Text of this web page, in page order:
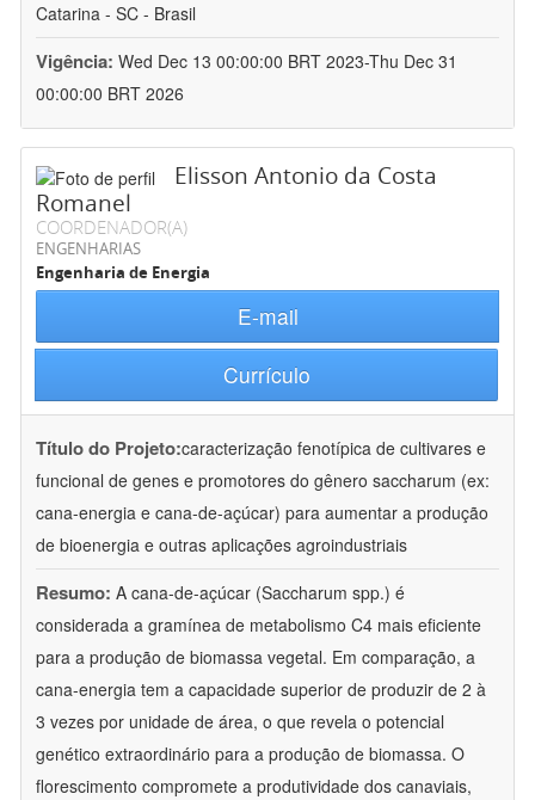
Catarina - SC - Brasil
Vigência: Wed Dec 13 00:00:00 BRT 2023-Thu Dec 31
00:00:00 BRT 2026
Elisson Antonio da Costa
Romanel
COORDENADOR(A)
ENGENHARIAS
Engenharia de Energia
E-mail
Currículo
Título do Projeto:caracterização fenotípica de cultivares e
funcional de genes e promotores do gênero saccharum (ex:
cana-energia e cana-de-açúcar) para aumentar a produção
de bioenergia e outras aplicações agroindustriais
Resumo: A cana-de-açúcar (Saccharum spp.) é
considerada a gramínea de metabolismo C4 mais eficiente
para a produção de biomassa vegetal. Em comparação, a
cana-energia tem a capacidade superior de produzir de 2 à
3 vezes por unidade de área, o que revela o potencial
genético extraordinário para a produção de biomassa. O
florescimento compromete a produtividade dos canaviais,